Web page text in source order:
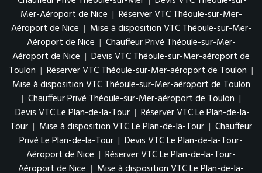
Mer-Aéroport de Nice | Réserver VTC Théoule-sur-Mer-
Aéroport de Nice | Mise à disposition VTC Théoule-sur-Mer-
Aéroport de Nice | Chauffeur Privé Théoule-sur-Mer-
Aéroport de Nice | Devis VTC Théoule-sur-Mer-aéroport de
Toulon | Réserver VTC Théoule-sur-Mer-aéroport de Toulon |
Mise à disposition VTC Théoule-sur-Mer-aéroport de Toulon
| Chauffeur Privé Théoule-sur-Mer-aéroport de Toulon |
Devis VTC Le Plan-de-la-Tour | Réserver VTC Le Plan-de-la-
Tour | Mise à disposition VTC Le Plan-de-la-Tour | Chauffeur
Privé Le Plan-de-la-Tour | Devis VTC Le Plan-de-la-Tour-
Aéroport de Nice | Réserver VTC Le Plan-de-la-Tour-
Aéroport de Nice | Mise à disposition VTC Le Plan-de-la-